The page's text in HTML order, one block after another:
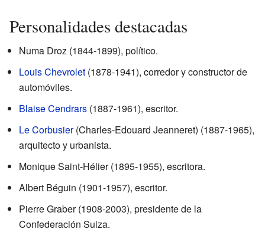
Personalidades destacadas
Numa Droz (1844-1899), político.
Louis Chevrolet (1878-1941), corredor y constructor de
automóviles.
Blaise Cendrars (1887-1961), escritor.
Le Corbusier(Charles-Edouard Jeanneret) (1887-1965),
arquitecto y urbanista.
Monique Saint-Hélier (1895-1955), escritora.
Albert Béguin (1901-1957), escritor.
Pierre Graber (1908-2003), presidente de la
Confederación Suiza.